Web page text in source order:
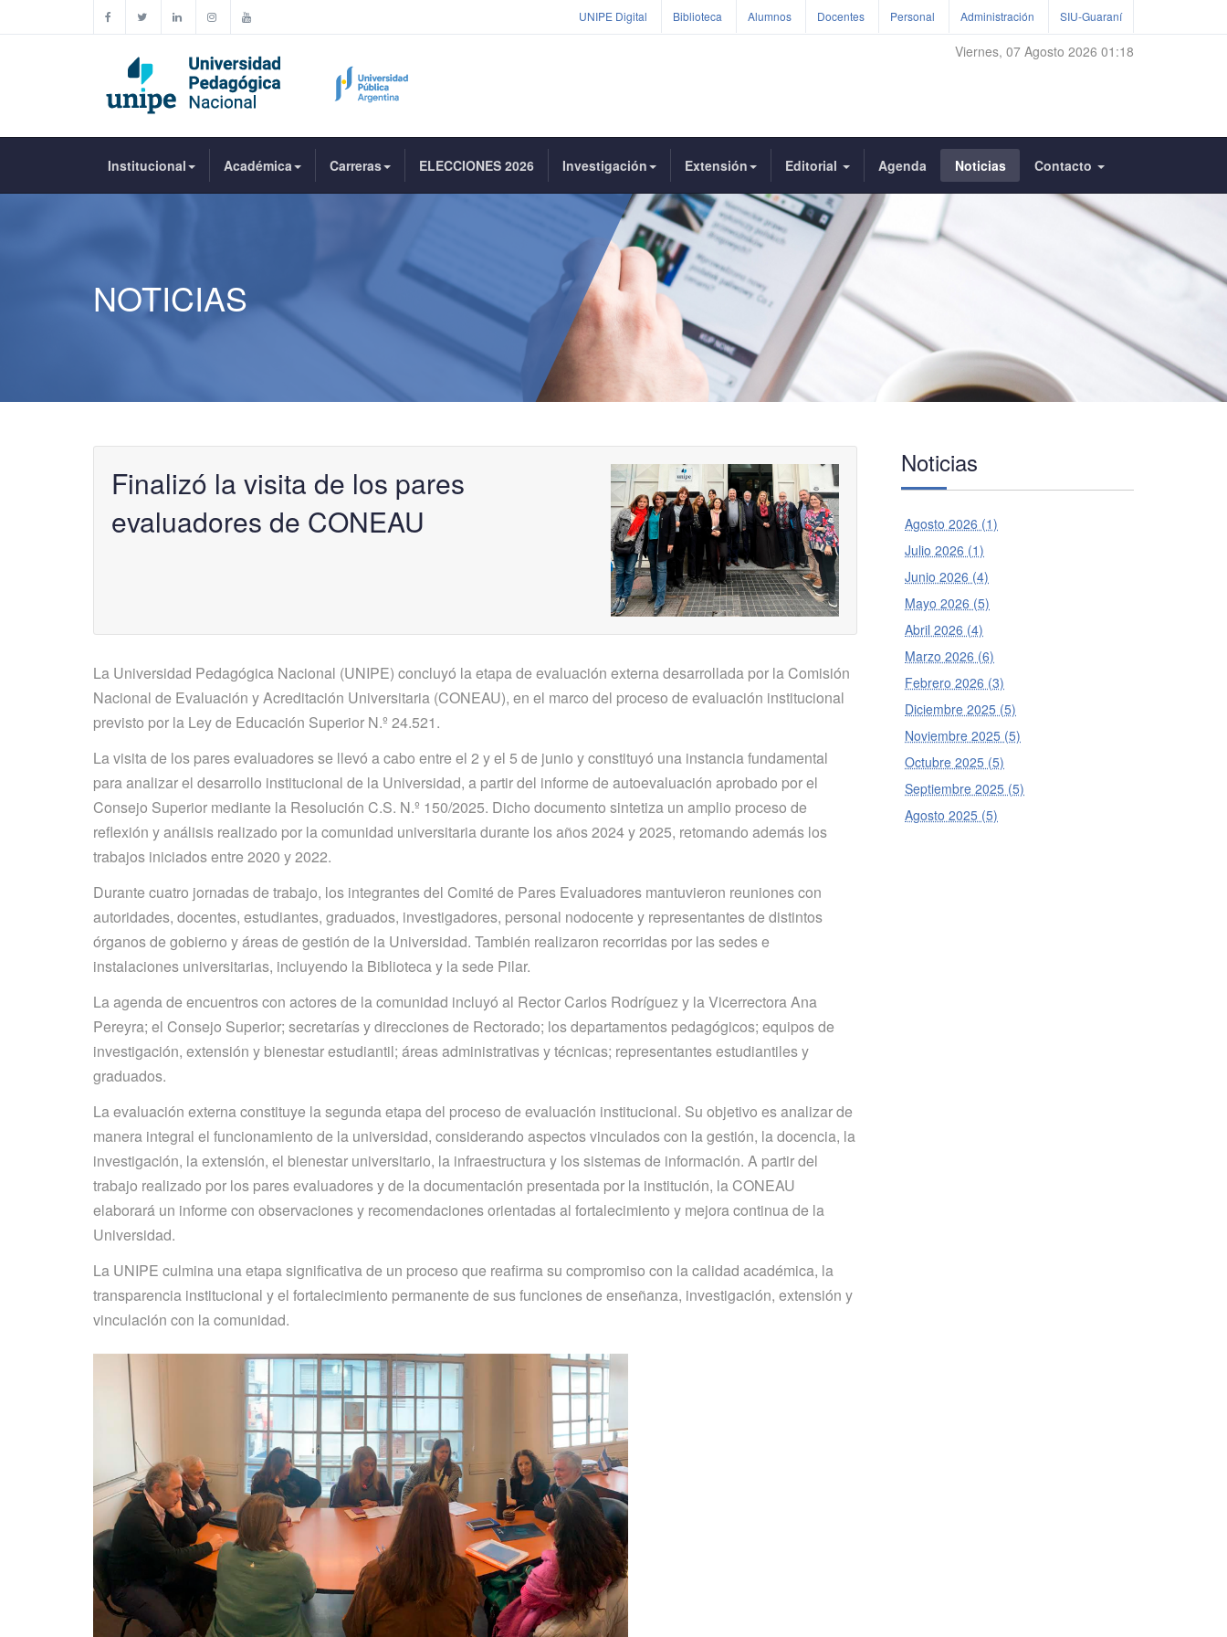
UNIPE Digital Biblioteca Alumnos Docentes Personal Administración SIU-Guaraní
Viernes, 07 Agosto 2026 01:18
Institucional Académica Carreras ELECCIONES 2026 Investigación Extensión Editorial Agenda Noticias Contacto
NOTICIAS
Finalizó la visita de los pares
evaluadores de CONEAU
La Universidad Pedagógica Nacional (UNIPE) concluyó la etapa de evaluación externa desarrollada por la Comisión
Nacional de Evaluación y Acreditación Universitaria (CONEAU), en el marco del proceso de evaluación institucional
previsto por la Ley de Educación Superior N.º 24.521.
La visita de los pares evaluadores se llevó a cabo entre el 2 y el 5 de junio y constituyó una instancia fundamental
para analizar el desarrollo institucional de la Universidad, a partir del informe de autoevaluación aprobado por el
Consejo Superior mediante la Resolución C.S. N.º 150/2025. Dicho documento sintetiza un amplio proceso de
reflexión y análisis realizado por la comunidad universitaria durante los años 2024 y 2025, retomando además los
trabajos iniciados entre 2020 y 2022.
Durante cuatro jornadas de trabajo, los integrantes del Comité de Pares Evaluadores mantuvieron reuniones con
autoridades, docentes, estudiantes, graduados, investigadores, personal nodocente y representantes de distintos
órganos de gobierno y áreas de gestión de la Universidad. También realizaron recorridas por las sedes e
instalaciones universitarias, incluyendo la Biblioteca y la sede Pilar.
La agenda de encuentros con actores de la comunidad incluyó al Rector Carlos Rodríguez y la Vicerrectora Ana
Pereyra; el Consejo Superior; secretarías y direcciones de Rectorado; los departamentos pedagógicos; equipos de
investigación, extensión y bienestar estudiantil; áreas administrativas y técnicas; representantes estudiantiles y
graduados.
La evaluación externa constituye la segunda etapa del proceso de evaluación institucional. Su objetivo es analizar de
manera integral el funcionamiento de la universidad, considerando aspectos vinculados con la gestión, la docencia, la
investigación, la extensión, el bienestar universitario, la infraestructura y los sistemas de información. A partir del
trabajo realizado por los pares evaluadores y de la documentación presentada por la institución, la CONEAU
elaborará un informe con observaciones y recomendaciones orientadas al fortalecimiento y mejora continua de la
Universidad.
La UNIPE culmina una etapa significativa de un proceso que reafirma su compromiso con la calidad académica, la
transparencia institucional y el fortalecimiento permanente de sus funciones de enseñanza, investigación, extensión y
vinculación con la comunidad.
Noticias
Agosto 2026 (1)
Julio 2026 (1)
Junio 2026 (4)
Mayo 2026 (5)
Abril 2026 (4)
Marzo 2026 (6)
Febrero 2026 (3)
Diciembre 2025 (5)
Noviembre 2025 (5)
Octubre 2025 (5)
Septiembre 2025 (5)
Agosto 2025 (5)